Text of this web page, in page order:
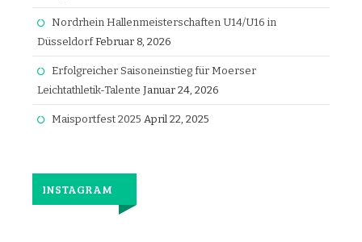
Nordrhein Hallenmeisterschaften U14/U16 in
Düsseldorf Februar 8, 2026
Erfolgreicher Saisoneinstieg für Moerser
Leichtathletik-Talente Januar 24, 2026
Maisportfest 2025 April 22, 2025
INSTAGRAM